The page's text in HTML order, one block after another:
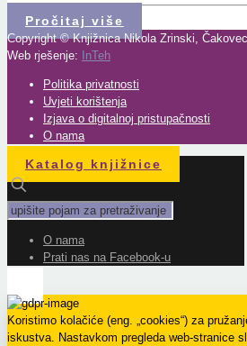
Pročitaj više
Copyright © Knjižnica Nikola Zrinski,
Web rješenje: InTeh
Politika privatnosti
Uvjeti korištenja
Izjava o digitalnoj pristupačnosti
O nama
Katalog knjižnice
O nama
Prati nas na Facebook-u
Koristimo kolačiće (eng. „cookies“) za
iskustva. Nastavkom pregleda web-stranice